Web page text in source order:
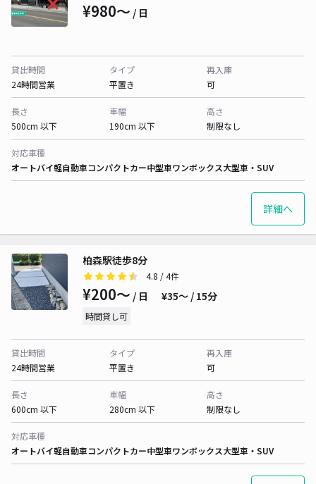
¥980〜 / 日
貸出時間
24時間営業
タイプ
平置き
再入庫
可
長さ
500cm 以下
車幅
190cm 以下
高さ
制限なし
対応車種
オートバイ軽自動車コンパクトカー中型車ワンボックス大型車・SUV
詳細へ
柏森駅徒歩8分
4.8 / 4件
¥200〜 / 日 ¥35〜 / 15分
時間貸し可
貸出時間
24時間営業
タイプ
平置き
再入庫
可
長さ
600cm 以下
車幅
280cm 以下
高さ
制限なし
対応車種
オートバイ軽自動車コンパクトカー中型車ワンボックス大型車・SUV